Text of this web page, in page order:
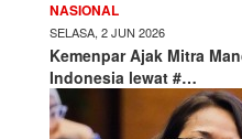
NASIONAL
SELASA, 2 JUN 2026
Kemenpar Ajak Mitra
Indonesia lewat #…